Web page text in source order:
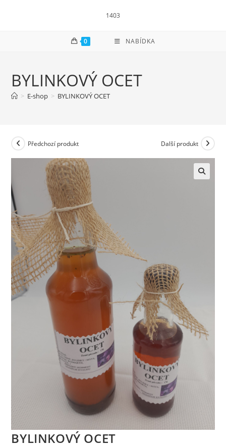
1403
0 NABÍDKA
BYLINKOVÝ OCET
> E-shop > BYLINKOVÝ OCET
Předchozí produkt Další produkt
BYLINKOVÝ OCET